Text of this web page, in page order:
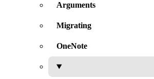
Arguments
Migrating
OneNote